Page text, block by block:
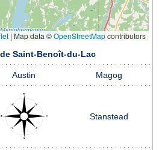
| Map data ©OpenStreetMapcontributors
Saint-Benoît-du-Lac
Austin Magog
Stanstead